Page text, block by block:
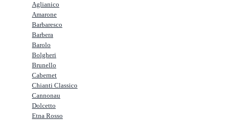
Aglianico
Amarone
Barbaresco
Barbera
Barolo
Bolgheri
Brunello
Cabernet
Chianti Classico
Cannonau
Dolcetto
Etna Rosso